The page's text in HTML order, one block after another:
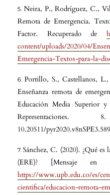
Neira, P., Rodríguez, C.,
Remota de Emergencia.
Factor. Recuperado de
content/uploads/2020/04/
Emergencia-Textos-para-la-
Portillo, S., Castellanos,
Enseñanza remota de
Educación Media Superior
10.20511/
Sánchez, C. (2020). ¿Qué es
(ERE)? [Mensaje en
https://www.upb.edu.co/es/
cientifica/educacion-remota-